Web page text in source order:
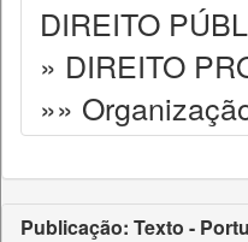
DIREITO
» DIREITO
»»
Publicação: Texto -